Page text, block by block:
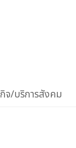
จ/บริการสังคม